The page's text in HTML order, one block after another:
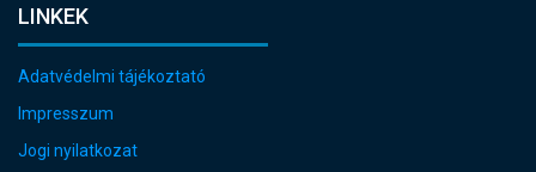
LINKEK
Adatvédelmi tájékoztató
Impresszum
Jogi nyilatkozat